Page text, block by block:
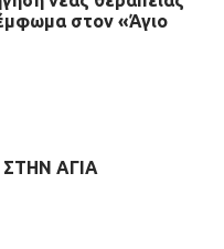
στον «Άγιο
ΑΓΙΑ